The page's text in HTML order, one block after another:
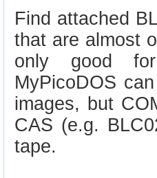
Find attached
that are almost
only good
MyPicoDOS
images, but
CAS (e.g.
tape.